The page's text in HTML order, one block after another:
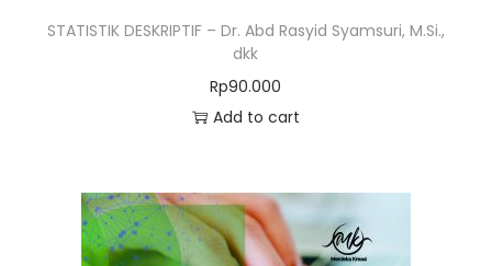
STATISTIK DESKRIPTIF – Dr. Abd Rasyid Syamsuri, M.Si.,
dkk
Rp90.000
Add to cart